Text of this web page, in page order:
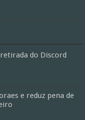
do Discord
e reduz pena de